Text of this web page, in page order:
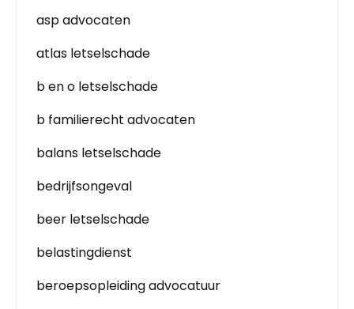
asp advocaten
atlas letselschade
b en o letselschade
b familierecht advocaten
balans letselschade
bedrijfsongeval
beer letselschade
belastingdienst
beroepsopleiding advocatuur